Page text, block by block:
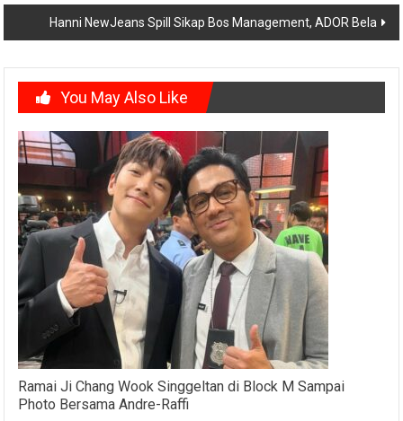
Hanni NewJeans Spill Sikap Bos Management, ADOR Bela
You May Also Like
Ramai Ji Chang Wook Singgeltan di Block M Sampai
Photo Bersama Andre-Raffi